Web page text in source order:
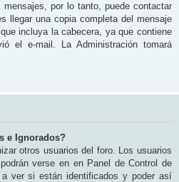
por lo tanto, puede contactar
llegar una copia completa del mensaje
incluya la cabecera, ya que contiene
el e-mail. La Administración tomará
e Ignorados?
otros usuarios del foro. Los usuarios
verse en en Panel de Control de
ver si están identificados y poder así